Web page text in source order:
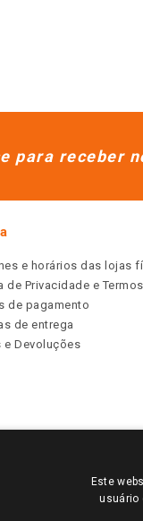
para receber
e horários das lojas
de Privacidade e
de pagamento
de entrega
e Devoluções
DA SUA REGIÃO, FAÇA
COMERCIAIS DESTE
Este
usuário